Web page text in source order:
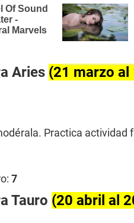
Aries (21 marzo al
Practica actividad
7
Tauro (20 abril al